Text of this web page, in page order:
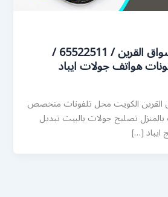
تصليح تلفونات اسواق القرين / 65522511 /
هواتف جولات ايباد
القرين الكويت محل تلفونات متخصص
تصليح جولات بالبيت تبديل
[…]